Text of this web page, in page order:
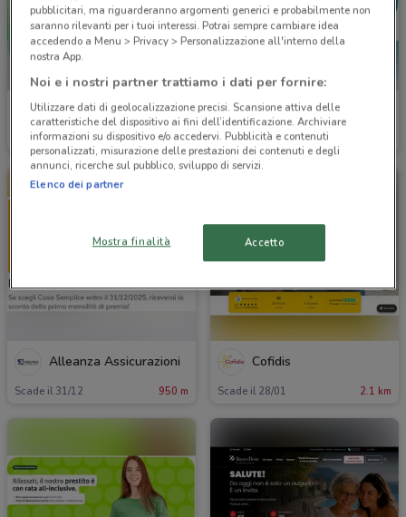
BNL
Scade il 05/11 557 m
Poste Italiane
Scade il 06/10
Alleanza Assicurazioni
Scade il 31/12 950 m
Cofidis
Scade il 28/01 2.1 km
pubblicitari, ma riguarderanno argomenti generici e probabilmente non
saranno rilevanti per i tuoi interessi. Potrai sempre cambiare idea
accedendo a Menu > Privacy > Personalizzazione all'interno della
nostra App.
Noi e i nostri partner trattiamo i dati per fornire:
Utilizzare dati di geolocalizzazione precisi. Scansione attiva delle
caratteristiche del dispositivo ai fini dell’identificazione. Archiviare
informazioni su dispositivo e/o accedervi. Pubblicità e contenuti
personalizzati, misurazione delle prestazioni dei contenuti e degli
annunci, ricerche sul pubblico, sviluppo di servizi.
Elenco dei partner
Mostra finalità Accetto